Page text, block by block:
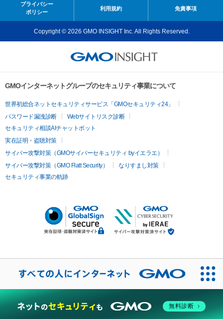
プライバシー
ポリシー
利用規約 免責事項
Copyright © 2026 GMO INSIGHT Inc. All Rights Reserved.
GMOインターネットグループのセキュリティ事業について
世界初総合ネットセキュリティサービス「GMOセキュリティ24」
パスワード漏洩診断
Webサイトリスク診断
セキュリティ相談AIチャットボット
実在証明・盗聴対策
サイバー攻撃対策（GMOサイバーセキュリティ byイエラエ）
サイバー攻撃対策（GMO Flatt Security）
なりすまし対策
セキュリティ事業の軌跡
無料診断